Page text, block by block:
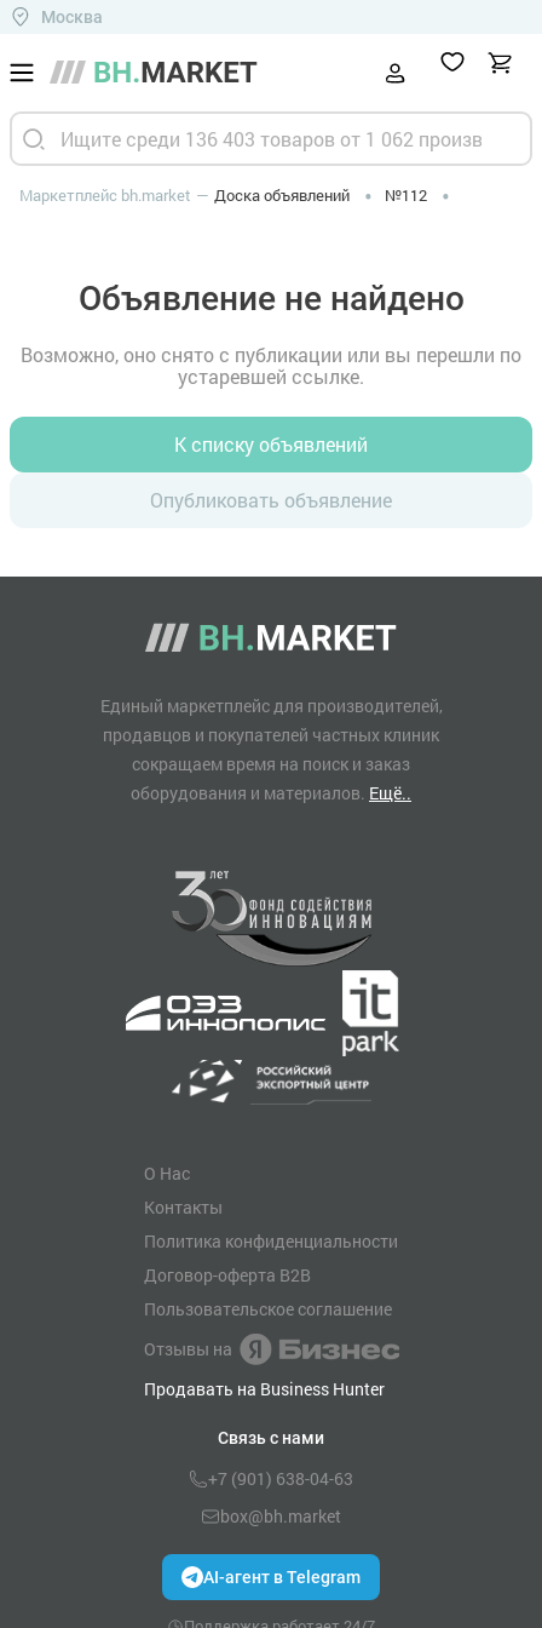
Москва
Маркетплейс bh.market Доска объявлений №112
Объявление не найдено
Возможно, оно снято с публикации или вы перешли по
устаревшей ссылке.
К списку объявлений
Опубликовать объявление
Единый маркетплейс для производителей,
продавцов и покупателей частных клиник
сокращаем время на поиск и заказ
оборудования и материалов. Ещё..
О Нас
Контакты
Политика конфиденциальности
Договор-оферта B2B
Пользовательское соглашение
Отзывы на
Продавать на Business Hunter
Связь с нами
+7 (901) 638-04-63
box@bh.market
AI-агент в Telegram